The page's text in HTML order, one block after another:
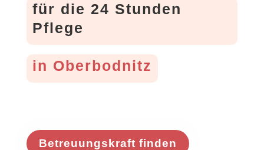
für die 24 Stunden
Pflege
in Oberbodnitz
Betreuungskraft finden